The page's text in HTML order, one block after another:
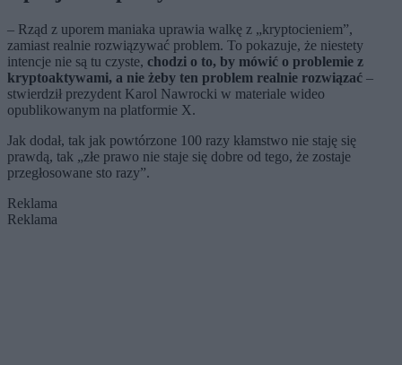
– Rząd z uporem maniaka uprawia walkę z „kryptocieniem”,
zamiast realnie rozwiązywać problem. To pokazuje, że niestety
intencje nie są tu czyste, chodzi o to, by mówić o problemie z
kryptoaktywami, a nie żeby ten problem realnie rozwiązać –
stwierdził prezydent Karol Nawrocki w materiale wideo
opublikowanym na platformie X.
Jak dodał, tak jak powtórzone 100 razy kłamstwo nie staję się
prawdą, tak „złe prawo nie staje się dobre od tego, że zostaje
przegłosowane sto razy”.
Reklama
Reklama